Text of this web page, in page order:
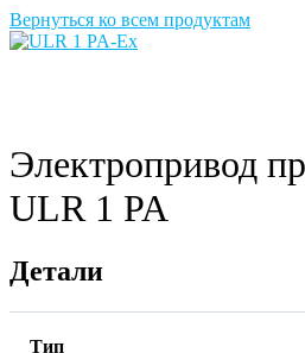
Вернуться ко всем продуктам
Электропривод
ULR 1 PA
Детали
Тип